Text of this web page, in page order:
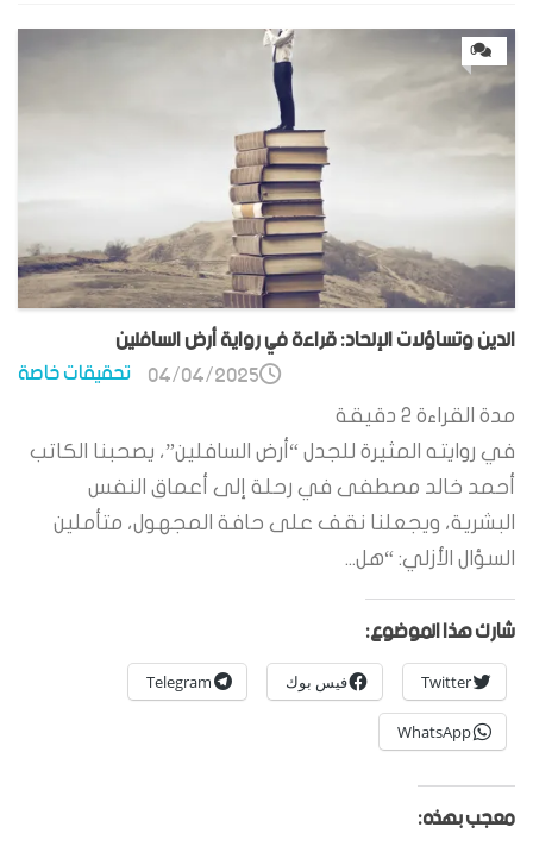
0
الدين وتساؤلات الإلحاد: قراءة في رواية أرض السافلين
تحقيقات خاصة 04/04/2025
مدة القراءة 2 دقيقة
في روايته المثيرة للجدل “أرض السافلين”، يصحبنا الكاتب
أحمد خالد مصطفى في رحلة إلى أعماق النفس
البشرية، ويجعلنا نقف على حافة المجهول، متأملين
السؤال الأزلي: “هل...
شارك هذا الموضوع:
Twitter فيس بوك Telegram
WhatsApp
معجب بهذه: